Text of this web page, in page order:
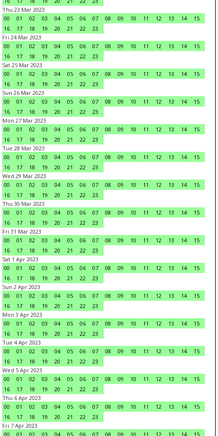
Thu 23 Mar 2023
00
01 02 03 04 05 06 07 08 09 10 11 12 13 14
15
16
17 18 19 20 21 22
23
Fri 24 Mar 2023
00
01 02 03 04 05 06 07 08 09 10 11 12 13 14
15
16
17 18 19 20 21 22
23
Sat 25 Mar 2023
00
01 02 03 04 05 06 07 08 09 10 11 12 13 14
15
16
17 18 19 20 21 22
23
Sun 26 Mar 2023
00
01 02 03 04 05 06 07 08 09 10 11 12 13 14
15
16
17 18 19 20 21 22
23
Mon 27 Mar 2023
00
01 02 03 04 05 06 07 08 09 10 11 12 13 14
15
16
17 18 19 20 21 22
23
Tue 28 Mar 2023
00
01 02 03 04 05 06 07 08 09 10 11 12 13 14
15
16
17 18 19 20 21 22
23
Wed 29 Mar 2023
00
01 02 03 04 05 06 07 08 09 10 11 12 13 14
15
16
17 18 19 20 21 22
23
Thu 30 Mar 2023
00
01 02 03 04 05 06 07 08 09 10 11 12 13 14
15
16
17 18 19 20 21 22
23
Fri 31 Mar 2023
00
01 02 03 04 05 06 07 08 09 10 11 12 13 14
15
16
17 18 19 20 21 22
23
Sat 1 Apr 2023
00
01 02 03 04 05 06 07 08 09 10 11 12 13 14
15
16
17 18 19 20 21 22
23
Sun 2 Apr 2023
00
01 02 03 04 05 06 07 08 09 10 11 12 13 14
15
16
17 18 19 20 21 22
23
Mon 3 Apr 2023
00
01 02 03 04 05 06 07 08 09 10 11 12 13 14
15
16
17 18 19 20 21 22
23
Tue 4 Apr 2023
00
01 02 03 04 05 06 07 08 09 10 11 12 13 14
15
16
17 18 19 20 21 22
23
Wed 5 Apr 2023
00
01 02 03 04 05 06 07 08 09 10 11 12 13 14
15
16
17 18 19 20 21 22
23
Thu 6 Apr 2023
00
01 02 03 04 05 06 07 08 09 10 11 12 13 14
15
16
17 18 19 20 21 22
23
Fri 7 Apr 2023
00
01 02 03 04 05 06 07 08 09 10 11 12 13 14 15